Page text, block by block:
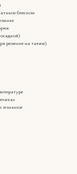
блеском
резинке на талии)
изнанки